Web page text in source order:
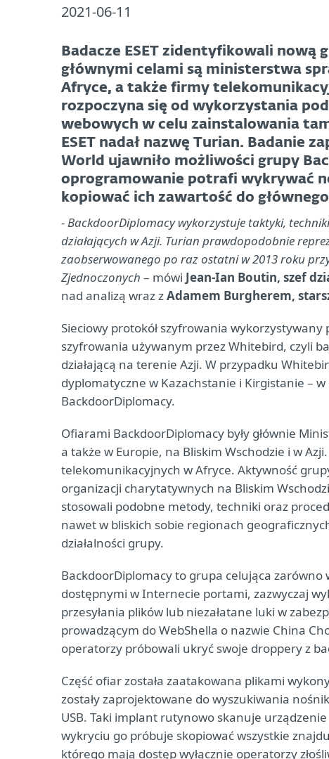
2021-06-11
Badacze ESET zidentyfikowali nową
głównymi celami są ministerstwa
Afryce, a także firmy
rozpoczyna się od wykorzystania
webowych w celu zainstalowania
ESET nadał nazwę Turian. Badanie
World ujawniło możliwości grupy
oprogramowanie potrafi wykrywać
kopiować ich zawartość do
- BackdoorDiplomacy wykorzystuje taktyki,
działających w Azji. Turian prawdopodobnie
zaobserwowanego po raz ostatni w 2013 roku
Zjednoczonych – mówi Jean-Ian Boutin, szef
nad analizą wraz zAdamem Burgherem,
Sieciowy protokół szyfrowania
szyfrowania używanym przez Whitebird, czyli
działającą na terenie Azji. W przypadku
dyplomatyczne w Kazachstanie i Kirgistanie –
BackdoorDiplomacy.
Ofiarami BackdoorDiplomacy były głównie
a także w Europie, na Bliskim Wschodzie i w
telekomunikacyjnych w Afryce. Aktywność
organizacji charytatywnych na Bliskim
stosowali podobne metody, techniki oraz
nawet w bliskich sobie regionach
działalności grupy.
BackdoorDiplomacy to grupa celująca
dostępnymi w Internecie portami, zazwyczaj
przesyłania plików lub niezałatane luki w
prowadzącym do WebShella o nazwie China
operatorzy próbowali ukryć swoje droppery z
Część ofiar została zaatakowana plikami
zostały zaprojektowane do wyszukiwania
USB. Taki implant rutynowo skanuje
wykryciu go próbuje skopiować wszystkie
którego mają dostęp wyłącznie operatorzy